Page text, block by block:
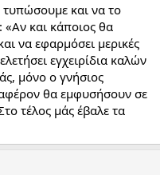
τυπώσουμε και να το
«Αν και κάποιος θα
να εφαρμόσει μερικές
εγχειρίδια καλών
μόνο ο γνήσιος
θα εμφυσήσουν σε
τέλος μάς έβαλε τα